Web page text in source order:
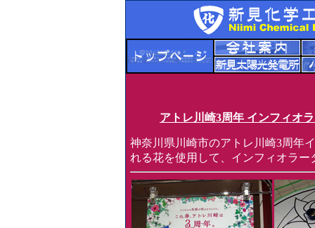
アトレ川崎3周年 インフィオ
神奈川県川崎市のアトレ川崎3周年
れる花を使用して、インフィオラー